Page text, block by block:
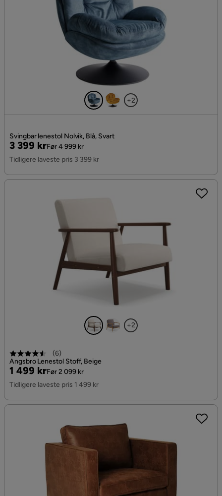
+2
Svingbar lenestol Nolvik, Blå, Svart
Pris
3 399 kr
Original
Pris
Før 4 999 kr
Tidligere laveste pris 3 399 kr
+2
(6)
Ängsbro Lenestol Stoff, Beige
Pris
1 499 kr
Original
Pris
Før 2 099 kr
Tidligere laveste pris 1 499 kr